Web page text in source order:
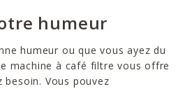
humeur
humeur ou que vous ayez du
machine à café filtre vous offre
Vous pouvez